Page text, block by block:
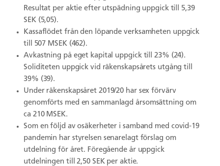
Resultat per aktie efter utspädning uppgick till 5,39
SEK (5,05).
Kassaflödet från den löpandeverksamheten uppgick
till 507 MSEK (462).
Avkastning på eget kapital uppgick till 23% (24).
Soliditeten uppgick vid räkenskapsårets utgångtill
39% (39).
Under räkenskapsåret 2019/20 har sex förvärv
genomförts med en sammanlagd årsomsättning om
ca 210 MSEK.
Som en följd av osäkerheter i samband med covid-19
pandemin har styrelsen senarelagt förslag om
utdelning för året. Föregående år uppgick
utdelningen till 2,50 SEK per aktie.